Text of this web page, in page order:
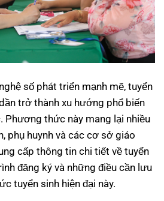
số phát triển mạnh mẽ, tuyển
trở thành xu hướng phổ biến
Phương thức này mang lại nhiều
phụ huynh và các cơ sở giáo
cấp thông tin chi tiết về tuyển
đăng ký và những điều cần lưu
tuyển sinh hiện đại này.